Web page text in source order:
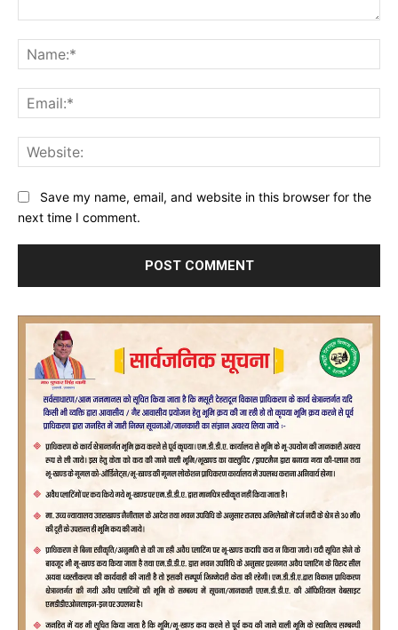
Save my name, email, and website in this browser for the
next time I comment.